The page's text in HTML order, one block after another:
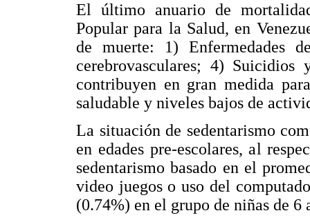
El último anuario de
Popular para la Salud, en
de muerte: 1) Enfermedades
cerebrovasculares; 4)
contribuyen en gran medida
saludable y niveles bajos de
La situación de sedentarismo
en edades pre-escolares, al
sedentarismo basado en el
video juegos o uso del
(0.74%) en el grupo de niñas de